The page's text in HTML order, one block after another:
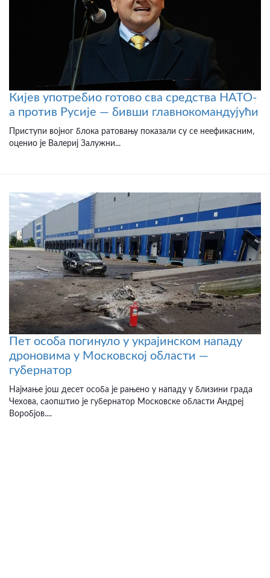
Кијев употребио готово сва средства НАТО-
а против Русије — бивши главнокомандујући
Приступи војног блока ратовању показали су се неефикасним,
оценио је Валериј Залужни...
Пет особа погинуло у украјинском нападу
дроновима у Московској области —
губернатор
Најмање још десет особа је рањено у нападу у близини града
Чехова, саопштио је губернатор Московске области Андреј
Воробјов....